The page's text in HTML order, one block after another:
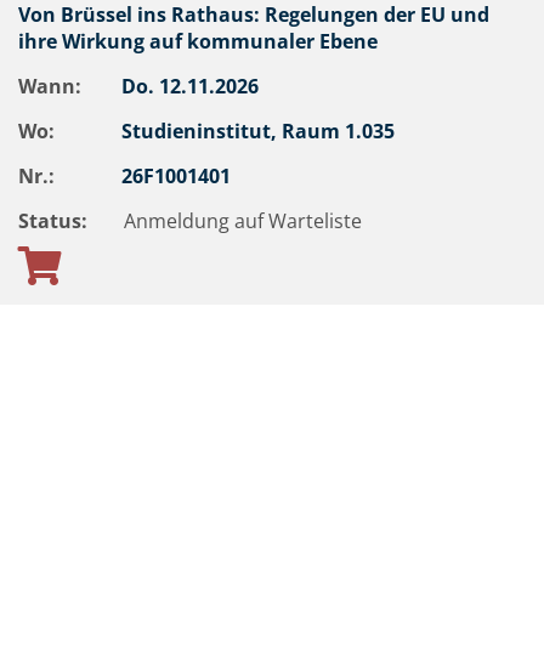
Von Brüssel ins Rathaus: Regelungen der EU und
ihre Wirkung auf kommunaler Ebene
Wann:
Do. 12.11.2026
Wo:
Studieninstitut, Raum 1.035
Nr.:
26F1001401
Status:
Anmeldung auf Warteliste